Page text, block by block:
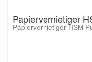
Papiervernietiger
Papiervernietiger HSM